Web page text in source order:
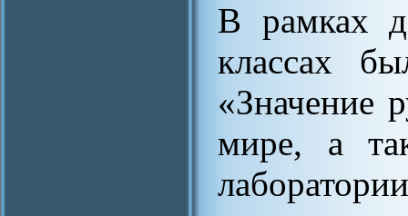
В рамках
классах
«Значение
мире, а